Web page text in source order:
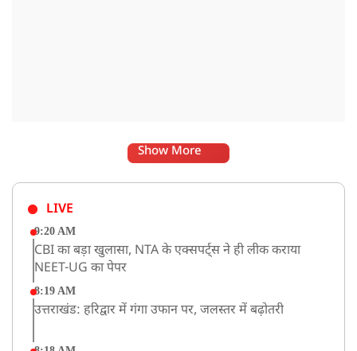
Show More
LIVE
9:20 AM
CBI का बड़ा खुलासा, NTA के एक्सपर्ट्स ने ही लीक कराया
NEET-UG का पेपर
8:19 AM
उत्तराखंड: हरिद्वार में गंगा उफान पर, जलस्तर में बढ़ोतरी